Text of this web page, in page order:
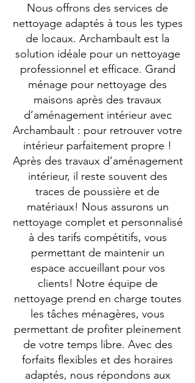
Nous offrons des services de
nettoyage adaptés à tous les types
de locaux. Archambault est la
solution idéale pour un nettoyage
professionnel et efficace. Grand
ménage pour nettoyage des
maisons après des travaux
d’aménagement intérieur avec
Archambault : pour retrouver votre
intérieur parfaitement propre !
Après des travaux d’aménagement
intérieur, il reste souvent des
traces de poussière et de
matériaux! Nous assurons un
nettoyage complet et personnalisé
à des tarifs compétitifs, vous
permettant de maintenir un
espace accueillant pour vos
clients! Notre équipe de
nettoyage prend en charge toutes
les tâches ménagères, vous
permettant de profiter pleinement
de votre temps libre. Avec des
forfaits flexibles et des horaires
adaptés, nous répondons aux